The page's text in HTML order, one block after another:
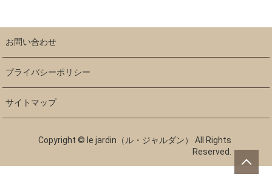
お問い合わせ
プライバシーポリシー
サイトマップ
Copyright © le jardin（ル・ジャルダン） All Rights
Reserved.